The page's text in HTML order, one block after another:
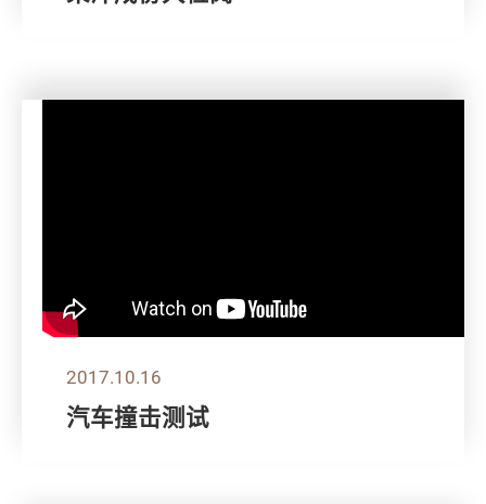
2017.10.16
汽车撞击测试